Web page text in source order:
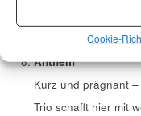
Cookie-
Anthem
Kurz und prägnant
Trio schafft hier mit